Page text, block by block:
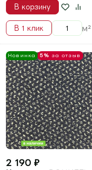
Ковролин BONKEEL
Sweet ( Свиит )
Graphit
В наличии
В корзину
В 1 клик м²
Новинка 5%за отзыв